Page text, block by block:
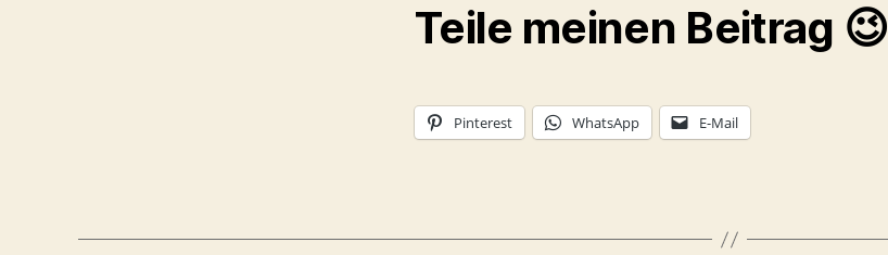
Teile meinen Beitrag 😉
Pinterest WhatsApp E-Mail